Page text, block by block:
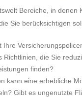
Bereiche, in
Sie berücksichtigen
die Sie
finden?
kann eine erhebliche
Gibt es ungenutzte